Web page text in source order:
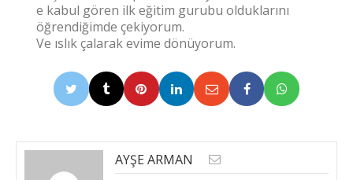
e kabul gören ilk eğitim gurubu olduklarını
öğrendiğimde çekiyorum.
Ve ıslık çalarak evime dönüyorum.
AYŞE ARMAN